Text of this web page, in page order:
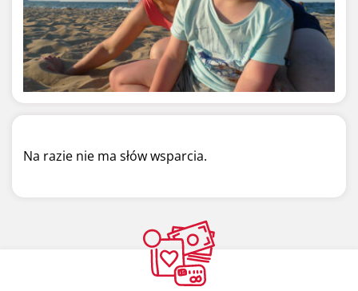
Na razie nie ma słów wsparcia.